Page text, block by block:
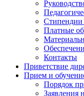
Стипендии
Платные
Контакты
Приветствие
Прием и
Порядок
Заявления